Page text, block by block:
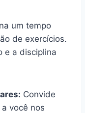
um tempo
de exercícios.
e a disciplina
Convide
você nos